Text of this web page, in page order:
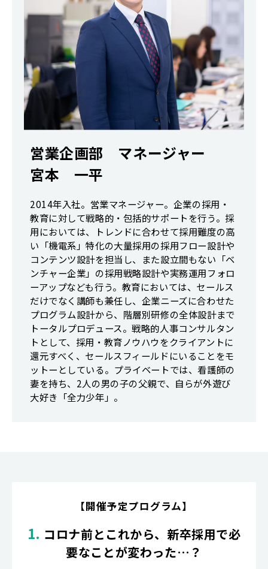
営業企画部 マネージャー
宮本 一平
2014年入社。営業マネージャー。企業の採用・
教育に対して戦略的・包括的サポートを行う。採
用においては、トレンドに合わせて採用難度の高
い「機電系」特化の大量採用の採用フロー設計や
コンテンツ設計を担当し、また設立間もない「ベ
ンチャー企業」の採用戦略設計や実務運用フォロ
ーアップなども行う。教育においては、セールス
だけでなく講師も兼任し、企業ニーズに合わせた
プログラム設計から、階層別研修の全体設計まで
トータルプロデュース。戦略的人事コンサルタン
トとして、採用・教育ノウハウをクライアントに
還元すべく、セールスフィールドにいることをモ
ットーとしている。プライベートでは、看護師の
妻を持ち、2人の男の子の父親で、自らが外遊び
大好き「全力少年」。
【開催予定プログラム】
1. コロナ前とこれから、新卒採用で必
要なことが変わった…？